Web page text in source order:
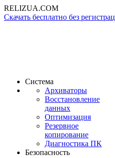
RELIZUA.COM
Скачать бесплатно без
Система
Архиваторы
Восстановление
данных
Оптимизация
Резервное
копирование
Диагностика ПК
Безопасность